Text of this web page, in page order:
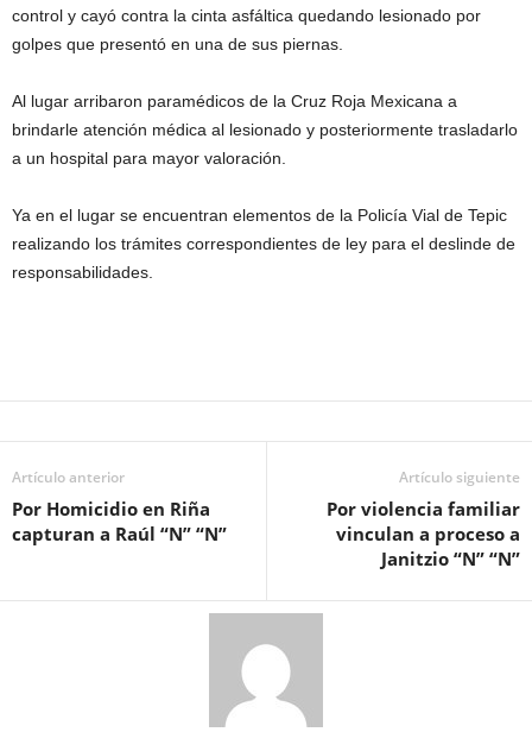
control y cayó contra la cinta asfáltica quedando lesionado por
golpes que presentó en una de sus piernas.
Al lugar arribaron paramédicos de la Cruz Roja Mexicana a
brindarle atención médica al lesionado y posteriormente trasladarlo
a un hospital para mayor valoración.
Ya en el lugar se encuentran elementos de la Policía Vial de Tepic
realizando los trámites correspondientes de ley para el deslinde de
responsabilidades.
Artículo anterior
Por Homicidio en Riña
capturan a Raúl “N” “N”
Artículo siguiente
Por violencia familiar
vinculan a proceso a
Janitzio “N” “N”